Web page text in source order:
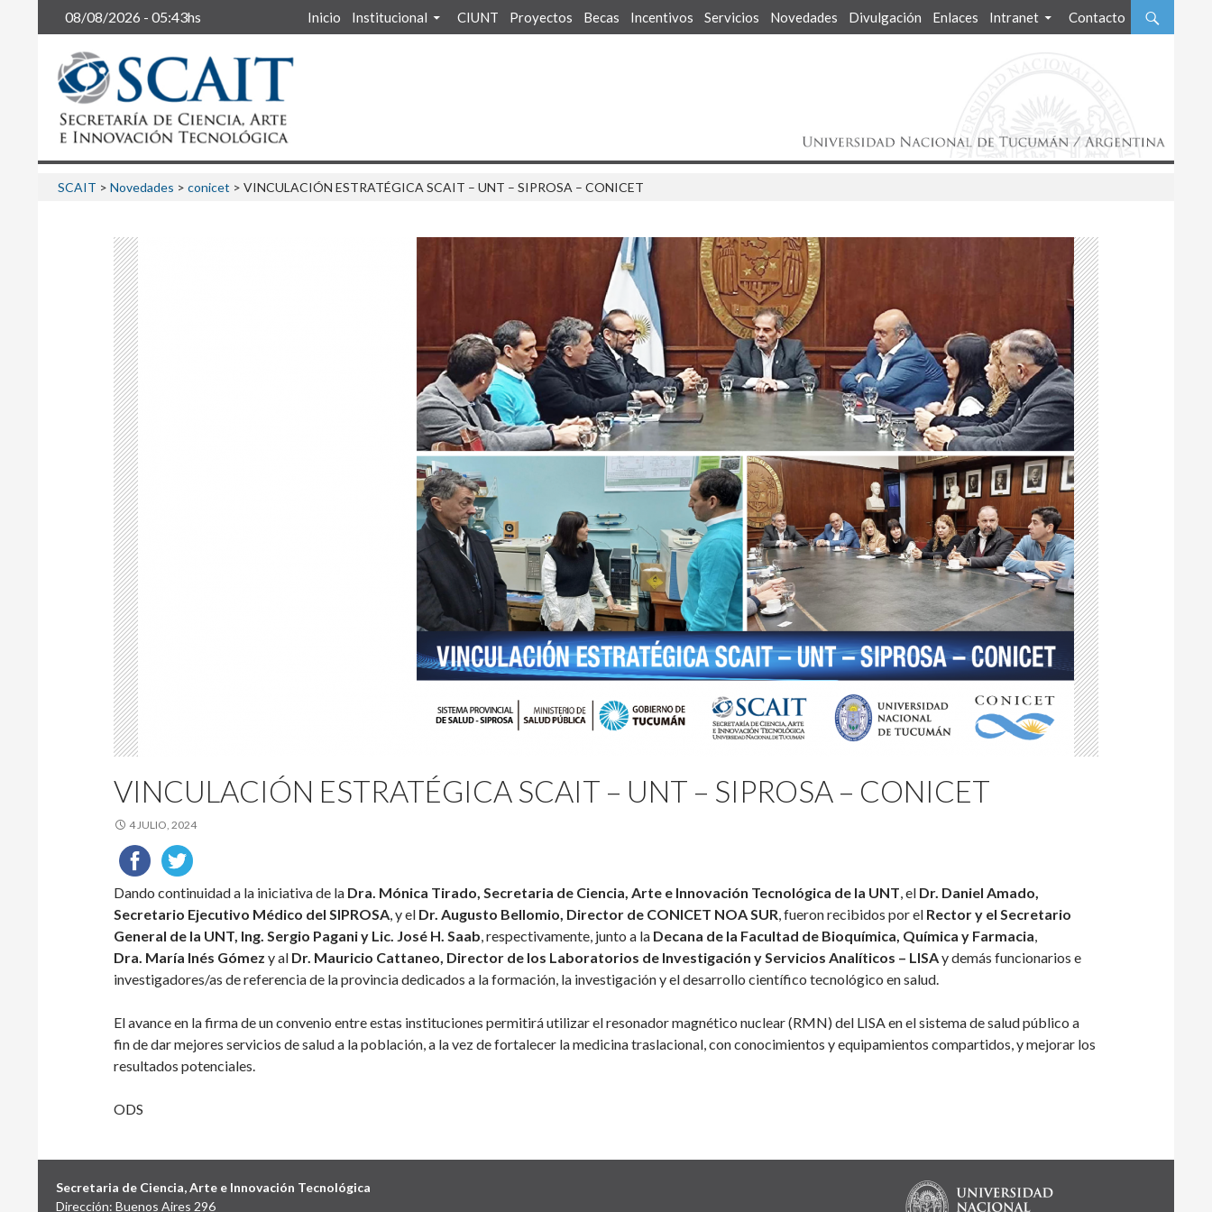
08/08/2026 - 05:43hs
Buscar Inicio Institucional CIUNT Proyectos Becas Incentivos Servicios Novedades Divulgación Enlaces Intranet Contacto
SCAIT > Novedades > conicet > VINCULACIÓN ESTRATÉGICA SCAIT – UNT – SIPROSA – CONICET
VINCULACIÓN ESTRATÉGICA SCAIT – UNT – SIPROSA – CONICET
4 JULIO, 2024
Dando continuidad a la iniciativa de la Dra. Mónica Tirado, Secretaria de Ciencia, Arte e Innovación Tecnológica de la UNT, el Dr. Daniel Amado,
Secretario Ejecutivo Médico del SIPROSA, y el Dr. Augusto Bellomio, Director de CONICET NOA SUR, fueron recibidos por el Rector y el Secretario
General de la UNT, Ing. Sergio Pagani y Lic. José H. Saab, respectivamente, junto a la Decana de la Facultad de Bioquímica, Química y Farmacia,
Dra. María Inés Gómez y al Dr. Mauricio Cattaneo, Director de los Laboratorios de Investigación y Servicios Analíticos – LISAy demás funcionarios e
investigadores/as de referencia de la provincia dedicados a la formación, la investigación y el desarrollo científico tecnológico en salud.
El avance en la firma de un convenio entre estas instituciones permitirá utilizar el resonador magnético nuclear (RMN) del LISA en el sistema de salud público a
fin de dar mejores servicios de salud a la población, a la vez de fortalecer la medicina traslacional, con conocimientos y equipamientos compartidos, y mejorar los
resultados potenciales.
ODS
Secretaria de Ciencia, Arte e Innovación Tecnológica
Dirección: Buenos Aires 296